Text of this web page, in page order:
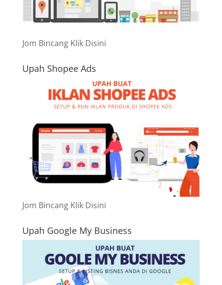
Jom Bincang Klik Disini
Upah Shopee Ads
Jom Bincang Klik Disini
Upah Google My Business